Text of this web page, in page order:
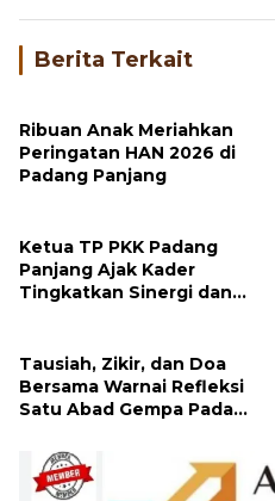
Berita Terkait
Ribuan Anak Meriahkan
Peringatan HAN 2026 di
Padang Panjang
Ketua TP PKK Padang
Panjang Ajak Kader
Tingkatkan Sinergi dan
Tausiah, Zikir, dan Doa
Bersama Warnai Refleksi
Satu Abad Gempa Padang